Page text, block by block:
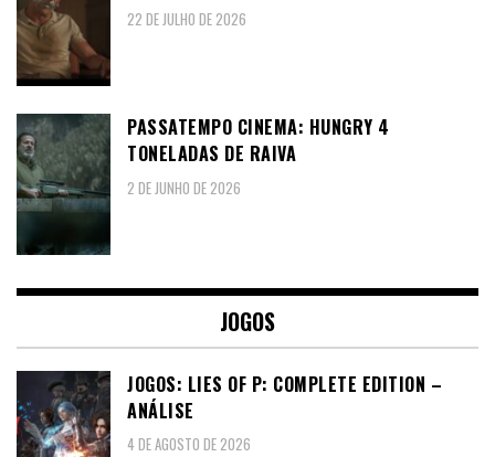
22 DE JULHO DE 2026
PASSATEMPO CINEMA: HUNGRY 4
TONELADAS DE RAIVA
2 DE JUNHO DE 2026
JOGOS
JOGOS: LIES OF P: COMPLETE EDITION –
ANÁLISE
4 DE AGOSTO DE 2026